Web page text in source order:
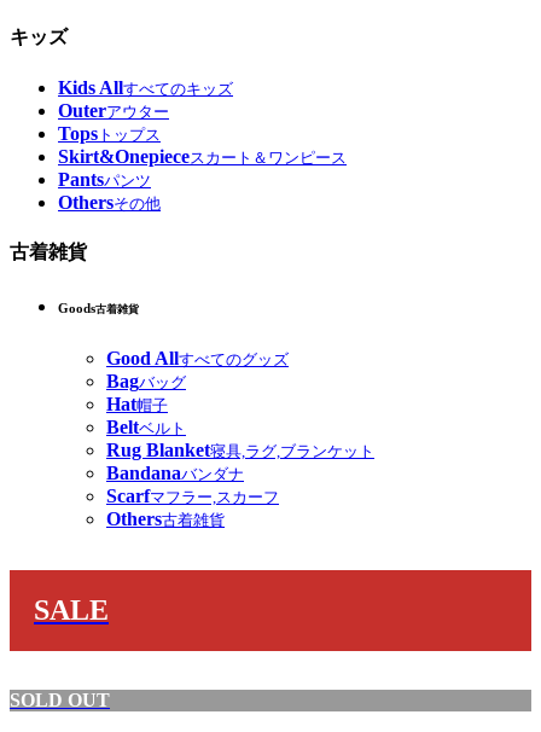
キッズ
Kids Allすべてのキッズ
Outerアウター
Tops トップス
Skirt&Onepieceスカート＆ワンピース
Pantsパンツ
Othersその他
古着雑貨
Goods古着雑貨
Good Allすべてのグッズ
Bagバッグ
Hat帽子
Beltベルト
Rug Blanket寝具,ラグ,ブランケット
Bandanaバンダナ
Scarfマフラー,スカーフ
Others古着雑貨
SALE
SOLD OUT